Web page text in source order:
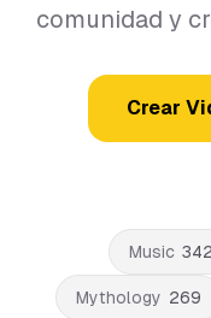
comunidad y
Crear
Music 342
Mythology 269